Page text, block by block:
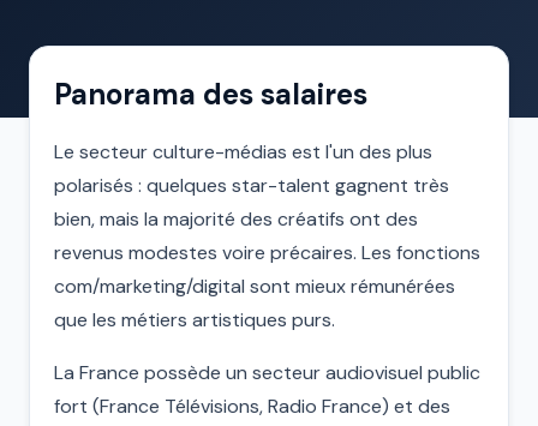
Panorama des salaires
Le secteur culture-médias est l'un des plus
polarisés : quelques star-talent gagnent très
bien, mais la majorité des créatifs ont des
revenus modestes voire précaires. Les fonctions
com/marketing/digital sont mieux rémunérées
que les métiers artistiques purs.
La France possède un secteur audiovisuel public
fort (France Télévisions, Radio France) et des